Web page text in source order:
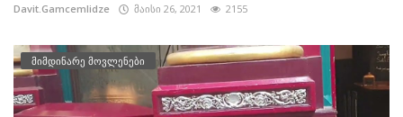
Davit.Gamcemlidze მაისი 26, 2021 2155
მიმდინარე მოვლენები